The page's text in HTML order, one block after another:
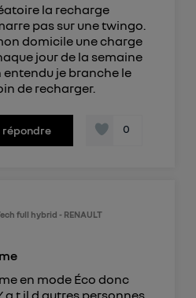
la recharge
pas sur une twingo.
domicile une charge
jour de la semaine
entendu je branche le
de recharger.
répondre 0
full hybrid - RENAULT
en mode Éco donc
t il d autres personnes